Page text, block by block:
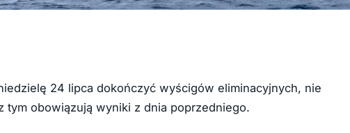
24 lipca dokończyć wyścigów eliminacyjnych, nie
obowiązują wyniki z dnia poprzedniego.